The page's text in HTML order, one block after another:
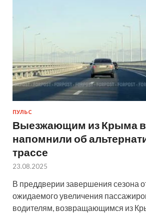
ПУЛЬС
Выезжающим из Крыма
напомнили об
трассе
23.08.2025
В преддверии завершения сезона
ожидаемого увеличения
водителям, возвращающимся из